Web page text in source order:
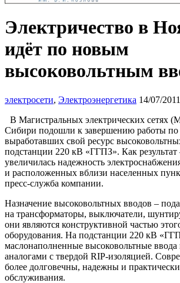
Электричество в
идёт по новым
высоковольтным
электросети, Электроэнергетика 14/07/2011
В Магистральных электрических сетях
Сибири подошли к завершению работы по
выработавших свой ресурс
подстанции 220 кВ «ГГПЗ». Как результат
увеличилась надежность
и расположенных вблизи населенных
пресс-служба компании.
Назначение высоковольтных вводов –
на трансформаторы, выключатели,
они являются конструктивной частью
оборудования. На подстанции 220 кВ
маслонаполненные высоковольтные
аналогами с твердой RIP-изоляцией.
более долговечны, надежны и
обслуживания.